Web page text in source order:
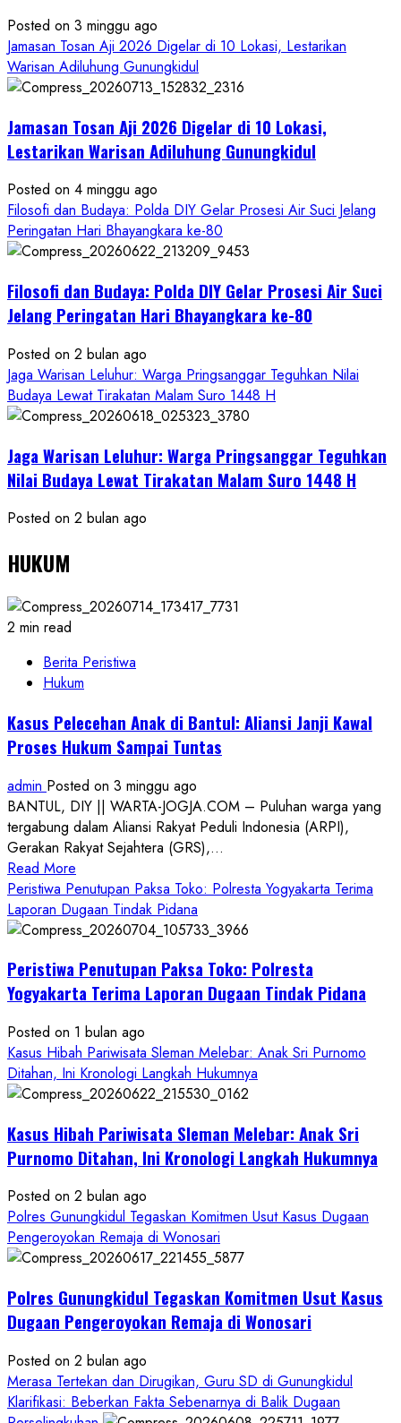
Petilasan
Sendangwangi
Mohon
Restu
Hayuning
Bawono
Posted on 3 minggu ago
Jamasan Tosan Aji 2026 Digelar di 10 Lokasi, Lestarikan
Warisan Adiluhung Gunungkidul
Jamasan Tosan Aji 2026 Digelar di 10 Lokasi,
Lestarikan Warisan Adiluhung Gunungkidul
Posted on 4 minggu ago
Filosofi dan Budaya: Polda DIY Gelar Prosesi Air Suci Jelang
Peringatan Hari Bhayangkara ke-80
Filosofi dan Budaya: Polda DIY Gelar Prosesi Air Suci
Jelang Peringatan Hari Bhayangkara ke-80
Posted on 2 bulan ago
Jaga Warisan Leluhur: Warga Pringsanggar Teguhkan Nilai
Budaya Lewat Tirakatan Malam Suro 1448 H
Jaga Warisan Leluhur: Warga Pringsanggar Teguhkan
Nilai Budaya Lewat Tirakatan Malam Suro 1448 H
Posted on 2 bulan ago
HUKUM
2 min read
Berita Peristiwa
Hukum
Kasus Pelecehan Anak di Bantul: Aliansi Janji Kawal
Proses Hukum Sampai Tuntas
admin Posted on 3 minggu ago
BANTUL, DIY || WARTA-JOGJA.COM – Puluhan warga yang
tergabung dalam Aliansi Rakyat Peduli Indonesia (ARPI),
Gerakan Rakyat Sejahtera (GRS),...
Read More
more
about
Kasus
Anak
di
Aliansi
Janji
Kawal
Proses
Sampai
Tuntas
Peristiwa Penutupan Paksa Toko: Polresta Yogyakarta Terima
Laporan Dugaan Tindak Pidana
Peristiwa Penutupan Paksa Toko: Polresta
Yogyakarta Terima Laporan Dugaan Tindak Pidana
Posted on 1 bulan ago
Kasus Hibah Pariwisata Sleman Melebar: Anak Sri Purnomo
Ditahan, Ini Kronologi Langkah Hukumnya
Kasus Hibah Pariwisata Sleman Melebar: Anak Sri
Purnomo Ditahan, Ini Kronologi Langkah Hukumnya
Posted on 2 bulan ago
Polres Gunungkidul Tegaskan Komitmen Usut Kasus Dugaan
Pengeroyokan Remaja di Wonosari
Polres Gunungkidul Tegaskan Komitmen Usut Kasus
Dugaan Pengeroyokan Remaja di Wonosari
Posted on 2 bulan ago
Merasa Tertekan dan Dirugikan, Guru SD di Gunungkidul
Klarifikasi: Beberkan Fakta Sebenarnya di Balik Dugaan